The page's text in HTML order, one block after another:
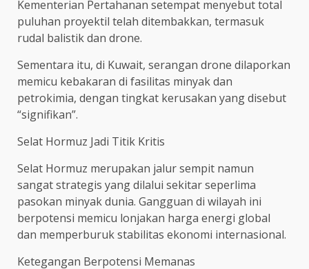
Kementerian Pertahanan setempat menyebut total
puluhan proyektil telah ditembakkan, termasuk
rudal balistik dan drone.
Sementara itu, di Kuwait, serangan drone dilaporkan
memicu kebakaran di fasilitas minyak dan
petrokimia, dengan tingkat kerusakan yang disebut
“signifikan”.
Selat Hormuz Jadi Titik Kritis
Selat Hormuz merupakan jalur sempit namun
sangat strategis yang dilalui sekitar seperlima
pasokan minyak dunia. Gangguan di wilayah ini
berpotensi memicu lonjakan harga energi global
dan memperburuk stabilitas ekonomi internasional.
Ketegangan Berpotensi Memanas